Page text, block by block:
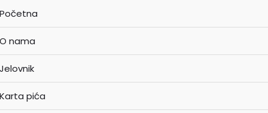
Početna
O nama
Jelovnik
Karta pića